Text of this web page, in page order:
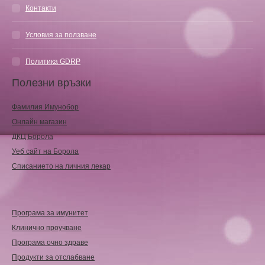
Контакти
Условия за ползване
Политика GDRP
Полезни връзки
Фамилия Имунобор
Онлайн магазин
ДКЦ Борола
Уеб сайт на Борола
Списанието на личния лекар
Програма за имунитет
Клинично проучване
Програма очно здраве
Продукти за отслабване